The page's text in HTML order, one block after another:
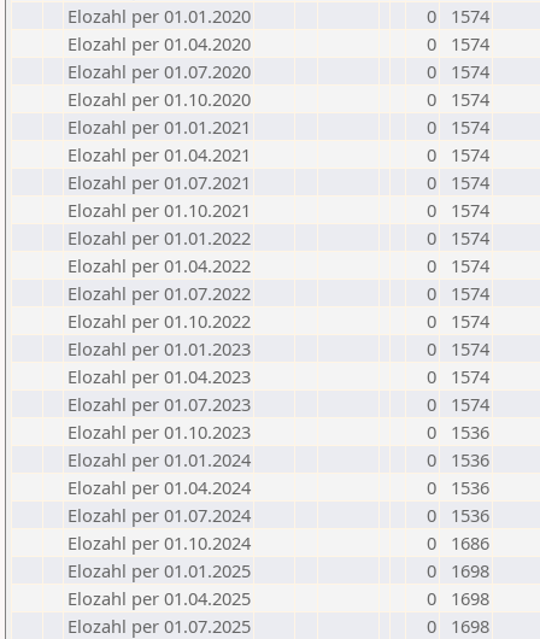
Elozahl per 01.01.2020
0
1574
Elozahl per 01.04.2020
0
1574
Elozahl per 01.07.2020
0
1574
Elozahl per 01.10.2020
0
1574
Elozahl per 01.01.2021
0
1574
Elozahl per 01.04.2021
0
1574
Elozahl per 01.07.2021
0
1574
Elozahl per 01.10.2021
0
1574
Elozahl per 01.01.2022
0
1574
Elozahl per 01.04.2022
0
1574
Elozahl per 01.07.2022
0
1574
Elozahl per 01.10.2022
0
1574
Elozahl per 01.01.2023
0
1574
Elozahl per 01.04.2023
0
1574
Elozahl per 01.07.2023
0
1574
Elozahl per 01.10.2023
0
1536
Elozahl per 01.01.2024
0
1536
Elozahl per 01.04.2024
0
1536
Elozahl per 01.07.2024
0
1536
Elozahl per 01.10.2024
0
1686
Elozahl per 01.01.2025
0
1698
Elozahl per 01.04.2025
0
1698
Elozahl per 01.07.2025
0
1698